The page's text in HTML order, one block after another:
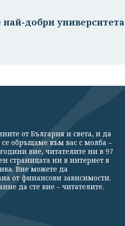
най-добри университета
от България и света, и да
обръщаме към вас с молба –
вие, читателите ни в 97
страницата ни в интернет в
Вие можете да
от финансови зависимости.
да сте вие – читателите.